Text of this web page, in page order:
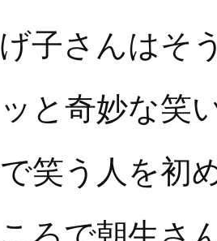
子さんはそ
と奇妙な笑
笑う人を初